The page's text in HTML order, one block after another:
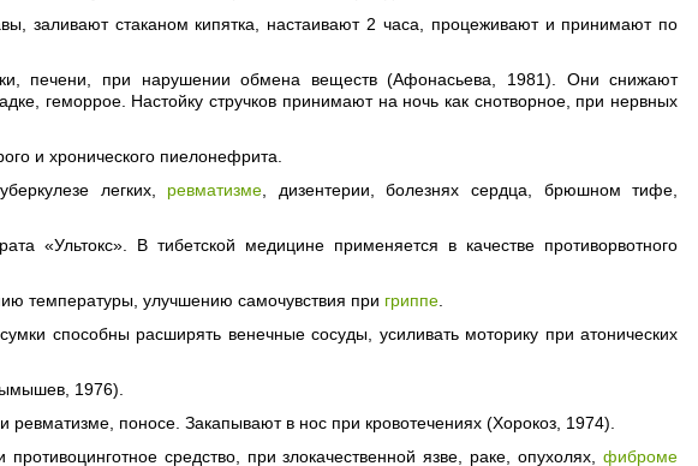
заливают стаканом кипятка, настаивают 2 часа, процеживают и принимают по
печени, при нарушении обмена веществ (Афонасьева, 1981). Они снижают
геморрое. Настойку стручков принимают на ночь как снотворное, при нервных
и хронического пиелонефрита.
легких, ревматизме , дизентерии, болезнях сердца, брюшном тифе,
«Ультокс». В тибетской медицине применяется в качестве противорвотного
температуры, улучшению самочувствия при гриппе
способны расширять венечные сосуды, усиливать моторику при атонических
1976).
поносе. Закапывают в нос при кровотечениях (Хорокоз, 1974).
средство, при злокачественной язве, раке, опухолях,фиброме